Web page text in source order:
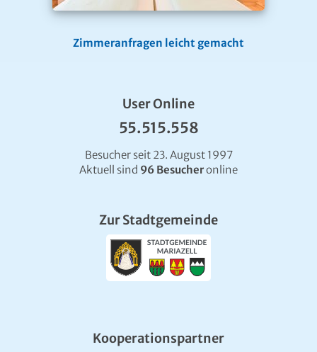
Zimmeranfragen leicht gemacht
User Online
55.515.558
Besucher seit 23. August 1997
Aktuell sind 96 Besucheronline
Zur Stadtgemeinde
Kooperationspartner